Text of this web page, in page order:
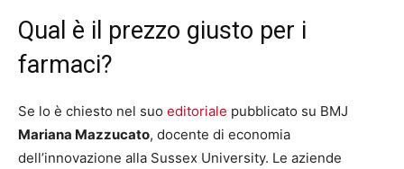
Qual è il prezzo giusto per i
farmaci?
Se lo è chiesto nel suo editoriale pubblicato su BMJ
Mariana Mazzucato, docente di economia
dell’innovazione alla Sussex University. Le aziende